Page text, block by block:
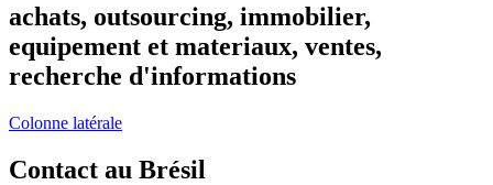
achats, outsourcing, immobilier,
equipement et materiaux, ventes,
recherche d'informations
Colonne latérale
Contact au Brésil